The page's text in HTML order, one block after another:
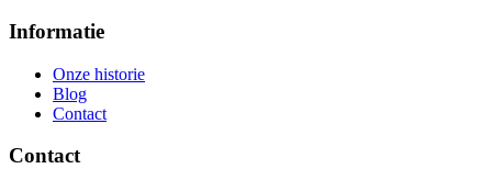
Informatie
Onze historie
Blog
Contact
Contact